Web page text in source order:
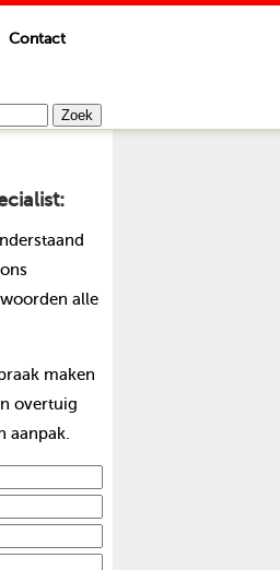
Contact
alle
maken
overtuig
aanpak.